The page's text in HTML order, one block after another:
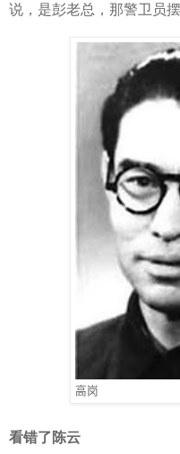
说，是彭老总，那警卫员
高岗
看错了陈云